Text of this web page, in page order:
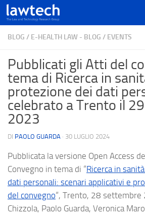
BLOG / E-HEALTH LAW - BLOG / EVENTS
Pubblicati gli Atti del
tema di Ricerca in
protezione dei dati
celebrato a Trento il
2023
DI PAOLO GUARDA · 30 LUGLIO 2024
Pubblicata la versione Open Access
Convegno in tema di “Ricerca in
dati personali: scenari applicativi e
del convegno“, Trento, 28 settembre
Chizzola, Paolo Guarda, Veronica